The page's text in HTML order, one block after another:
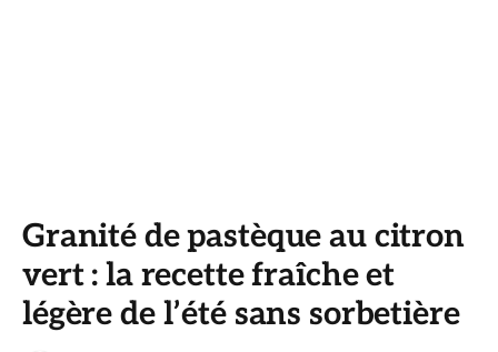
Granité de pastèque au citron
vert : la recette fraîche et
légère de l’été sans sorbetière